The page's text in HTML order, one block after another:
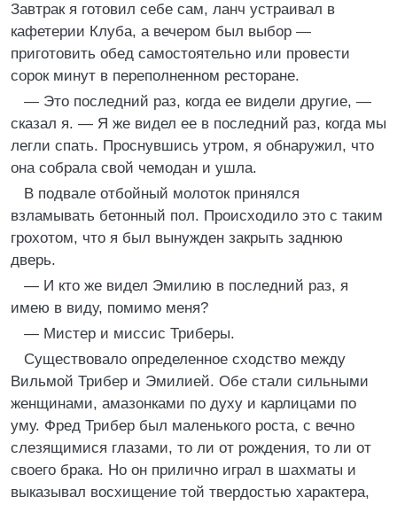
Завтрак я готовил себе сам, ланч устраивал в
кафетерии Клуба, а вечером был выбор —
приготовить обед самостоятельно или провести
сорок минут в переполненном ресторане.
— Это последний раз, когда ее видели другие, —
сказал я. — Я же видел ее в последний раз, когда мы
легли спать. Проснувшись утром, я обнаружил, что
она собрала свой чемодан и ушла.
В подвале отбойный молоток принялся
взламывать бетонный пол. Происходило это с таким
грохотом, что я был вынужден закрыть заднюю
дверь.
— И кто же видел Эмилию в последний раз, я
имею в виду, помимо меня?
— Мистер и миссис Триберы.
Существовало определенное сходство между
Вильмой Трибер и Эмилией. Обе стали сильными
женщинами, амазонками по духу и карлицами по
уму. Фред Трибер был маленького роста, с вечно
слезящимися глазами, то ли от рождения, то ли от
своего брака. Но он прилично играл в шахматы и
выказывал восхищение той твердостью характера,